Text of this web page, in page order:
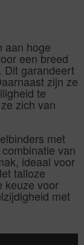
aan hoge
een breed
Dit garandeert
zijn ze
te
zich van
met
van
ideaal voor
talloze
keuze voor
met